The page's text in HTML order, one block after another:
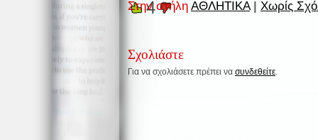
Στην στήλη ΑΘΛΗΤΙΚΑ | Χωρίς
4
Σχολιάστε
Για να σχολιάσετε πρέπει να συνδεθείτε.